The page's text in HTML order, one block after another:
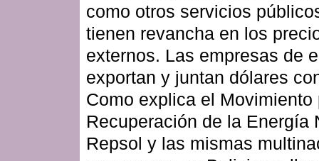
como otros servicios
tienen revancha en los
externos. Las empresas de
exportan y juntan dólares
Como explica el Movimiento
Recuperación de la Energía
Repsol y las mismas